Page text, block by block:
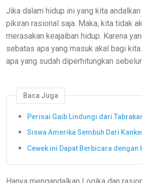
Jika dalam hidup ini yang kita
pikiran rasional saja. Maka, kita tidak
merasakan keajaiban hidup. Karena
sebatas apa yang masuk akal bagi
apa yang sudah diperhitungkan
Baca Juga
Perisai Gaib Lindungi dari
Siswa Amerika Sembuh Dari
Cewek ini Dapat Berbicara dengan
Hanya mengandalkan Logika dan